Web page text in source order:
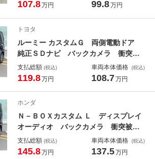
ｏｔｈ ＣＤ ＤＶＤ再生
107.8万円 99.8万円
トヨタ
ルーミー カスタムＧ 両側電動ドア
純正ＳＤナビ バックカメラ 衝突被
害軽減システム レーダークルーズ
禁煙車 コーナーセンサー ＬＥＤヘ
アコン
支払総額 (税込)
119.8万円
車両本体価格 (税込)
108.7万円
ホンダ
Ｎ－ＢＯＸカスタム Ｌ ディスプレイ
オーディオ バックカメラ 衝突被害
軽減システム レーダークルーズ 禁
煙車 コーナーセンサー ＬＥＤ 純
支払総額 (税込)
145.8万円
車両本体価格 (税込)
137.5万円